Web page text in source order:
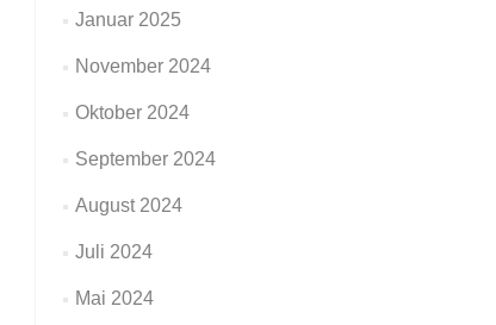
Januar 2025
November 2024
Oktober 2024
September 2024
August 2024
Juli 2024
Mai 2024